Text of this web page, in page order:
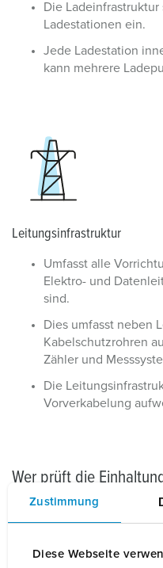
Zustimmung
Diese Webseite
Die
Ladestationen ein.
Jede Ladestation
kann mehrere
Leitungsinfrastruktur
Umfasst alle
Elektro- und
sind.
Dies umfasst neben
Kabelschutzrohren
Zähler und
Die
Vorverkabelung
Wer prüft die
Verwaltungsbehörden wie